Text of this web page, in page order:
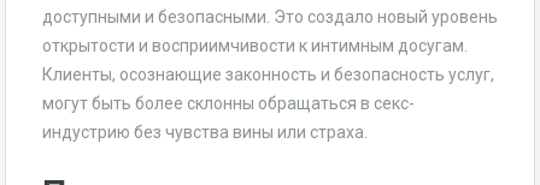
доступными и безопасными. Это создало новый уровень
открытости и восприимчивости к интимным досугам.
Клиенты, осознающие законность и безопасность услуг,
могут быть более склонны обращаться в секс-
индустрию без чувства вины или страха.